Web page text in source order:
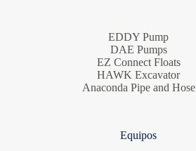
EDDY Pump
DAE Pumps
EZ Connect Floats
HAWK Excavator
Anaconda Pipe and Hose
Equipos